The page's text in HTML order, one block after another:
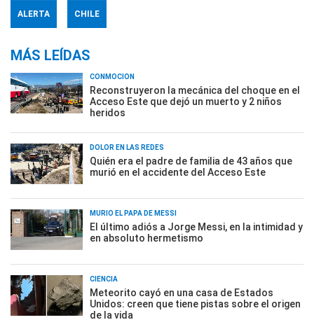
ALERTA CHILE
MÁS LEÍDAS
CONMOCIÓN
Reconstruyeron la mecánica del choque en el
Acceso Este que dejó un muerto y 2 niños
heridos
DOLOR EN LAS REDES
Quién era el padre de familia de 43 años que
murió en el accidente del Acceso Este
MURIÓ EL PAPÁ DE MESSI
El último adiós a Jorge Messi, en la intimidad y
en absoluto hermetismo
CIENCIA
Meteorito cayó en una casa de Estados
Unidos: creen que tiene pistas sobre el origen
de la vida